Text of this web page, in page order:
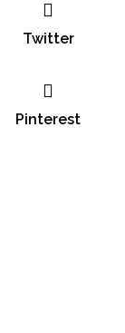
Twitter
Pinterest